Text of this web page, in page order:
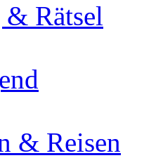
Rätsel
& Reisen